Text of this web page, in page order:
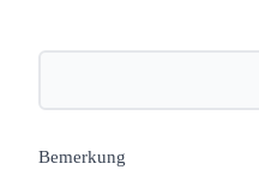
Bemerkung